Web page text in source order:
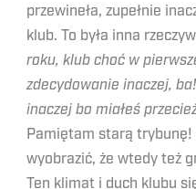
przewineła, zupełnie
klub. To była inna
roku, klub choć w
zdecydowanie inaczej,
inaczej bo miałeś
Pamiętam starą trybunę!
wyobrazić, że wtedy też
Ten klimat i duch klubu